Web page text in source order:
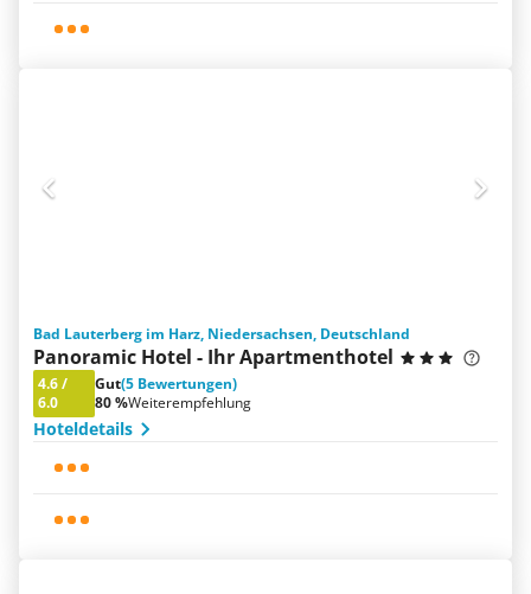
Bad Lauterberg im Harz, Niedersachsen, Deutschland
Panoramic Hotel - Ihr Apartmenthotel
4.6/
6.0
Gut(5 Bewertungen)
80 %Weiterempfehlung
Hoteldetails